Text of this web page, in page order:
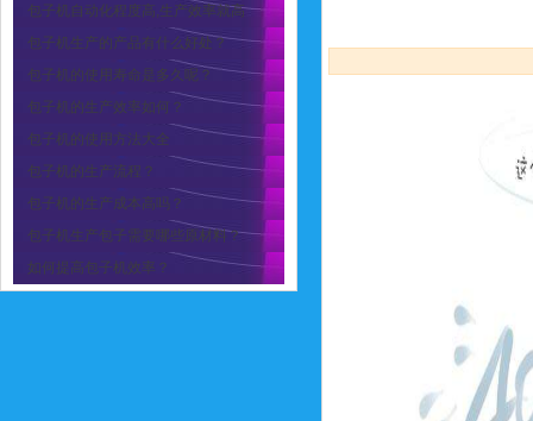
包子机自动化程度高,生产效率就高
包子机生产的产品有什么好处？
包子机的使用寿命是多久呢？
包子机的生产效率如何？
包子机的使用方法大全
包子机的生产流程？
包子机的生产成本高吗？
包子机生产包子需要哪些原材料？
如何提高包子机效率？